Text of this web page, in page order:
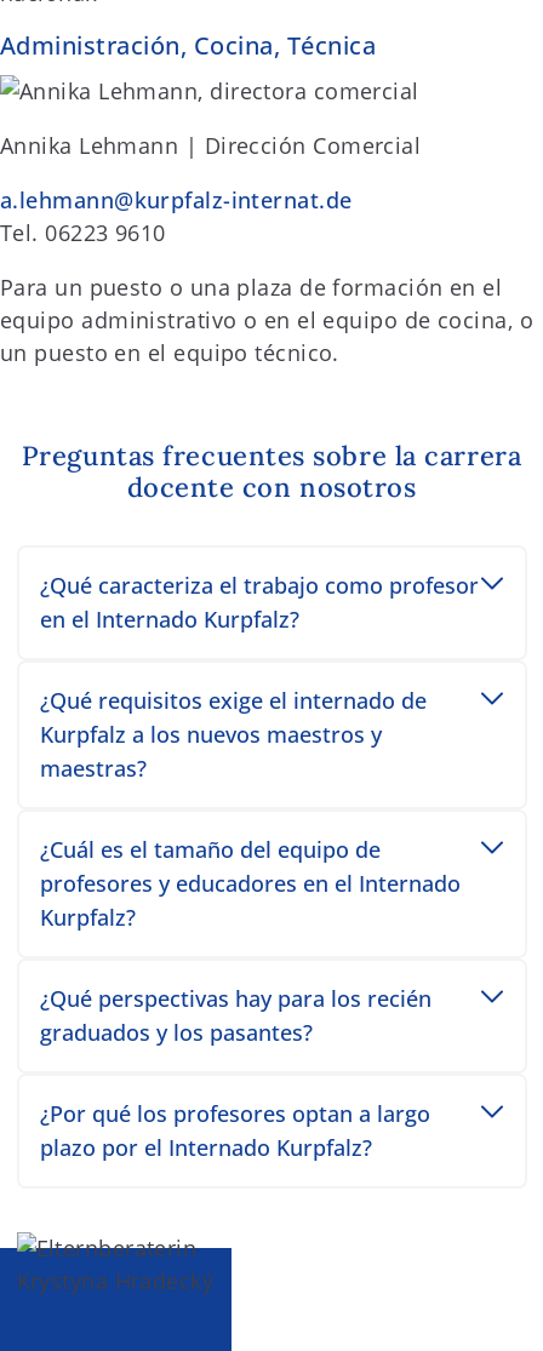
Administración, Cocina, Técnica
Annika Lehmann | Dirección Comercial
a.lehmann@kurpfalz-internat.de
Tel. 06223 9610
Para un puesto o una plaza de formación en el
equipo administrativo o en el equipo de cocina, o
un puesto en el equipo técnico.
Preguntas frecuentes sobre la carrera
docente con nosotros
¿Qué caracteriza el trabajo como profesor
en el Internado Kurpfalz?
Toggle accordion item
¿Qué requisitos exige el internado de
Kurpfalz a los nuevos maestros y
maestras?
Toggle accordion item
¿Cuál es el tamaño del equipo de
profesores y educadores en el Internado
Kurpfalz?
Toggle accordion item
¿Qué perspectivas hay para los recién
graduados y los pasantes?
Toggle accordion item
¿Por qué los profesores optan a largo
plazo por el Internado Kurpfalz?
Toggle accordion item